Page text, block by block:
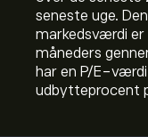
seneste uge.
markedsværdi er
måneders
har en P/E-
udbytteprocent